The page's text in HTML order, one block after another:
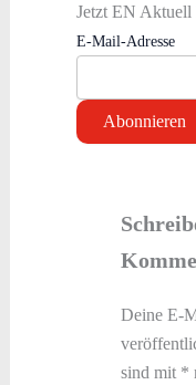
Jetzt EN Aktuell
E-Mail-Adresse
Deine E-
sind mit *